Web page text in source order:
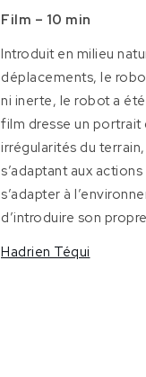
Film – 10 min
Introduit en milieu
déplacements, le
ni inerte, le robot a
film dresse un portrait
irrégularités du
s’adaptant aux
s’adapter à
d’introduire son
Hadrien Téqui